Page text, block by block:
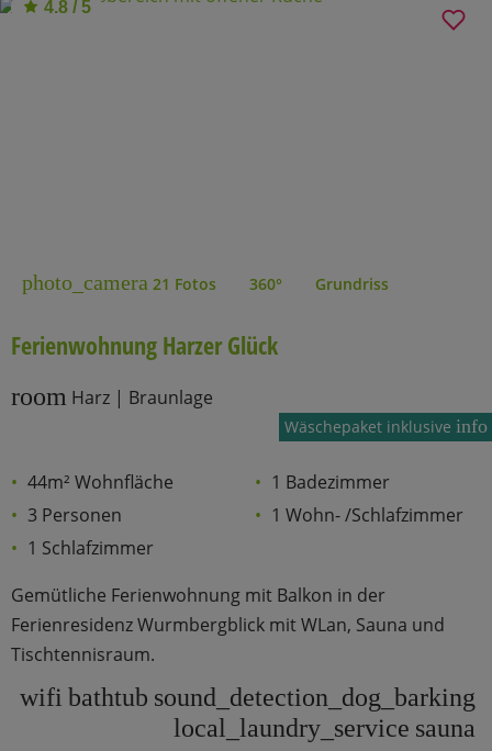
4.8 / 5
photo_camera 21 Fotos 360° Grundriss
Ferienwohnung Harzer Glück
room Harz | Braunlage
Wäschepaket inklusiveinfo
44m² Wohnfläche
3 Personen
1 Schlafzimmer
1 Badezimmer
1 Wohn- /Schlafzimmer
Gemütliche Ferienwohnung mit Balkon in der
Ferienresidenz Wurmbergblick mit WLan, Sauna und
Tischtennisraum.
wifi bathtub sound_detection_dog_barking
local_laundry_service sauna